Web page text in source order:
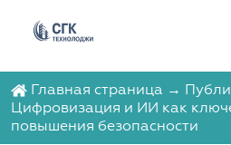
Главная страница →
Цифровизация и ИИ как
повышения безопасности